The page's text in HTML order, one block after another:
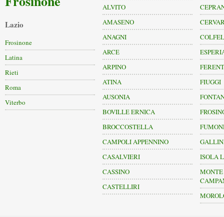
Lazio
Frosinone
Latina
Rieti
Roma
Viterbo
ALVITO
AMASENO
ANAGNI
ARCE
ARPINO
ATINA
AUSONIA
BOVILLE ERNICA
BROCCOSTELLA
CAMPOLI APPENNINO
CASALVIERI
CASSINO
CASTELLIRI
FIUGGI
ISOLA
MONTE